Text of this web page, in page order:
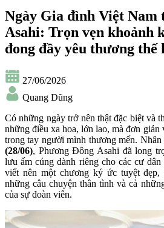
Ngày Gia đình Việt Nam
Asahi: Trọn vẹn khoảnh
đong đầy yêu thương thế
27/06/2026
Quang Dũng
Có những ngày trở nên thật đặc biệt và
những điều xa hoa, lớn lao, mà đơn giản
trong tay người mình thương mến. Nhân
(28/06), Phương Đông Asahi đã long
lưu ấm cúng dành riêng cho các cư
viết nên một chương ký ức tuyệt
những câu chuyện thân tình và cả
của sự đoàn viên.